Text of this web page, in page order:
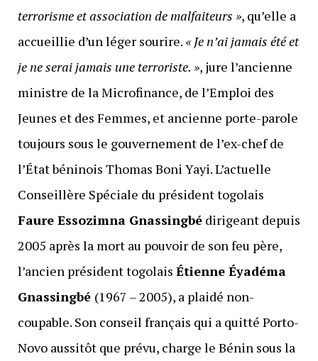
terrorisme et association de malfaiteurs », qu’elle a
accueillie d’un léger sourire. « Je n’ai jamais été et
je ne serai jamais une terroriste. », jure l’ancienne
ministre de la Microfinance, de l’Emploi des
Jeunes et des Femmes, et ancienne porte-parole
toujours sous le gouvernement de l’ex-chef de
l’État béninois Thomas Boni Yayi. L’actuelle
Conseillère Spéciale du président togolais
Faure Essozimna Gnassingbédirigeant depuis
2005 après la mort au pouvoir de son feu père,
l’ancien président togolais Étienne Éyadéma
Gnassingbé (1967 – 2005), a plaidé non-
coupable. Son conseil français qui a quitté Porto-
Novo aussitôt que prévu, charge le Bénin sous la